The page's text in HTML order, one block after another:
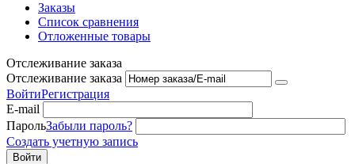
Заказы
Список сравнения
Отложенные товары
Отслеживание заказа
Отслеживание заказа
ВойтиРегистрация
E-mail
ПарольЗабыли пароль?
Создать учетную запись
Войти